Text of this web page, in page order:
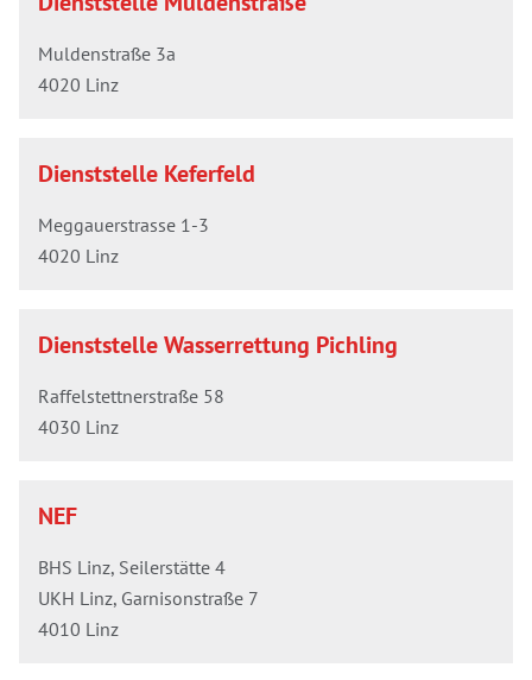
Muldenstraße 3a
4020 Linz
Dienststelle Keferfeld
Meggauerstrasse 1-3
4020 Linz
Dienststelle Wasserrettung Pichling
Raffelstettnerstraße 58
4030 Linz
NEF
BHS Linz, Seilerstätte 4
UKH Linz, Garnisonstraße 7
4010 Linz